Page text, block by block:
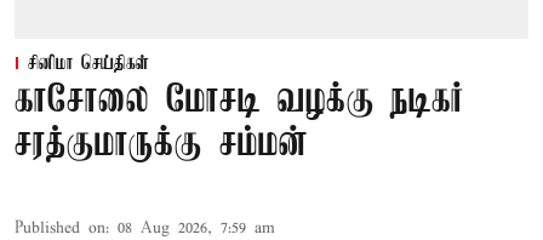
சினிமா செய்திகள்
காசோலை மோசடி வழக்கு நடிகர்
சரத்குமாருக்கு சம்மன்
Published on: 08 Aug 2026, 7:59 am